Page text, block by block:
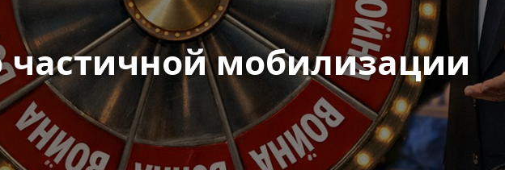
частичной мобилизации